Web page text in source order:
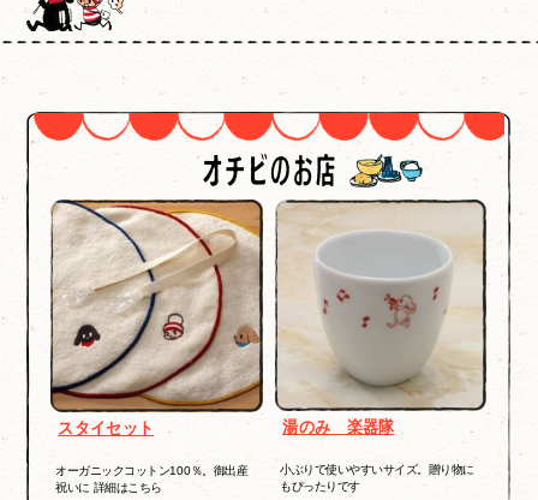
スタイセット
オーガニックコットン100％。御出産
祝いに 詳細はこちら
湯のみ 楽器隊
小ぶりで使いやすいサイズ。贈り物に
もぴったりです